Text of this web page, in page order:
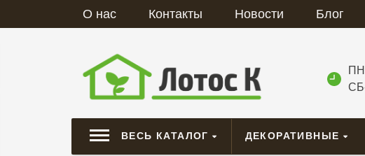
О нас Контакты Новости Блог
ВЕСЬ КАТАЛОГ ДЕКОРАТИВНЫЕ